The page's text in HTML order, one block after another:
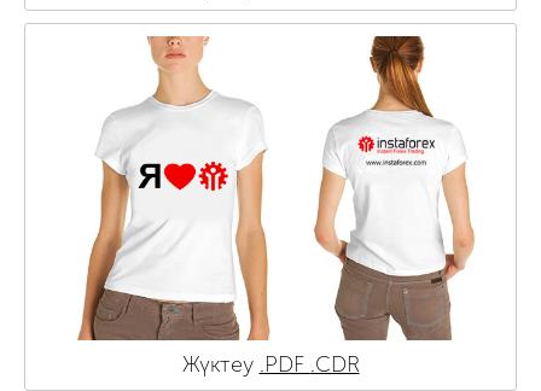
Жүктеу .PDF .CDR